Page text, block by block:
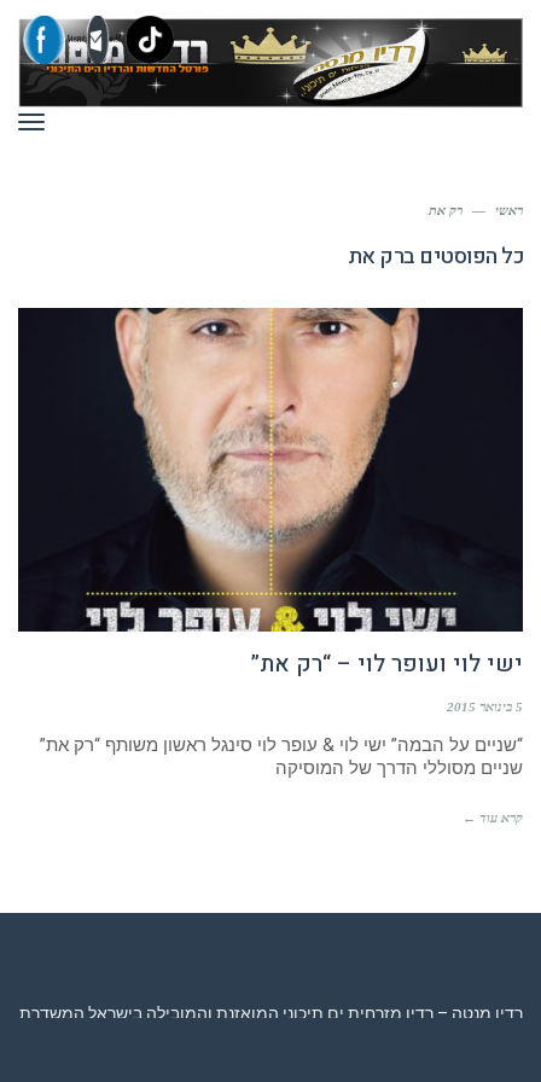
ראשי — רק את
כל הפוסטים ברק את
ישי לוי ועופר לוי – “רק את”
5 בינואר 2015
“שניים על הבמה” ישי לוי & עופר לוי סינגל ראשון משותף “רק את”
שניים מסוללי הדרך של המוסיקה
קרא עוד ←
רדיו מנטה – רדיו מזרחית ים תיכוני המואזנת והמובילה בישראל המשדרת